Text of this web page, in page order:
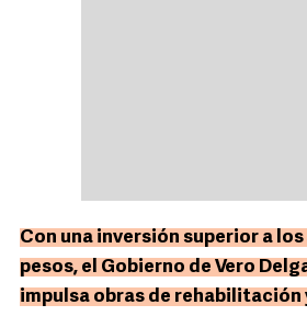
Con una inversión superior a
pesos, el Gobierno de Vero
impulsa obras de rehabilitación